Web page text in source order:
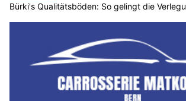
Bürki's Qualitätsböden: So gelingt die